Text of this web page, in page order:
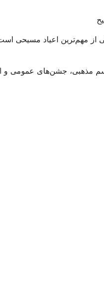
مذهبی، جشن‌های عمومی و